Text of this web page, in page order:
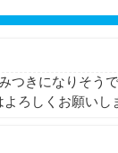
つきになりそう
ろしくお願いし